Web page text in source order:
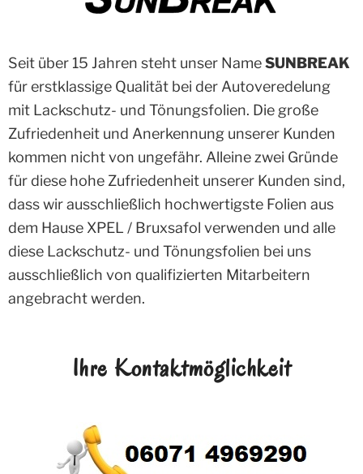
Seit über 15 Jahren steht unser NameSUNBREAK
für erstklassige Qualität bei der Autoveredelung
mit Lackschutz- und Tönungsfolien. Die große
Zufriedenheit und Anerkennung unserer Kunden
kommen nicht von ungefähr. Alleine zwei Gründe
für diese hohe Zufriedenheit unserer Kunden sind,
dass wir ausschließlich hochwertigste Folien aus
dem Hause XPEL / Bruxsafol verwenden und alle
diese Lackschutz- und Tönungsfolien bei uns
ausschließlich von qualifizierten Mitarbeitern
angebracht werden.
Ihre Kontaktmöglichkeit